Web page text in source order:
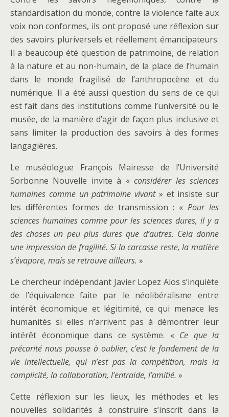
standardisation du monde, contre la violence faite aux
voix non conformes, ils ont proposé une réflexion sur
des savoirs pluriversels et réellement émancipateurs.
Il a beaucoup été question de patrimoine, de relation
à la nature et au non-humain, de la place de l’humain
dans le monde fragilisé de l’anthropocène et du
numérique. Il a été aussi question du sens de ce qui
est fait dans des institutions comme l’université ou le
musée, de la manière d’agir de façon plus inclusive et
sans limiter la production des savoirs à des formes
langagières.
Le muséologue François Mairesse de l’Université
Sorbonne Nouvelle invite à «considérer les sciences
humaines comme un patrimoine vivant» et insiste sur
les différentes formes de transmission : « Pour les
sciences humaines comme pour les sciences dures, il y a
des choses un peu plus dures que d’autres. Cela donne
une impression de fragilité. Si la carcasse reste, la matière
s’évapore, mais se retrouve ailleurs. »
Le chercheur indépendant Javier Lopez Alos s’inquiète
de l’équivalence faite par le néolibéralisme entre
intérêt économique et légitimité, ce qui menace les
humanités si elles n’arrivent pas à démontrer leur
intérêt économique dans ce système. « Ce que la
précarité nous pousse à oublier, c’est le fondement de la
vie intellectuelle, qui n’est pas la compétition, mais la
complicité, la collaboration, l’entraide, l’amitié. »
Cette réflexion sur les lieux, les méthodes et les
nouvelles solidarités à construire s’inscrit dans la